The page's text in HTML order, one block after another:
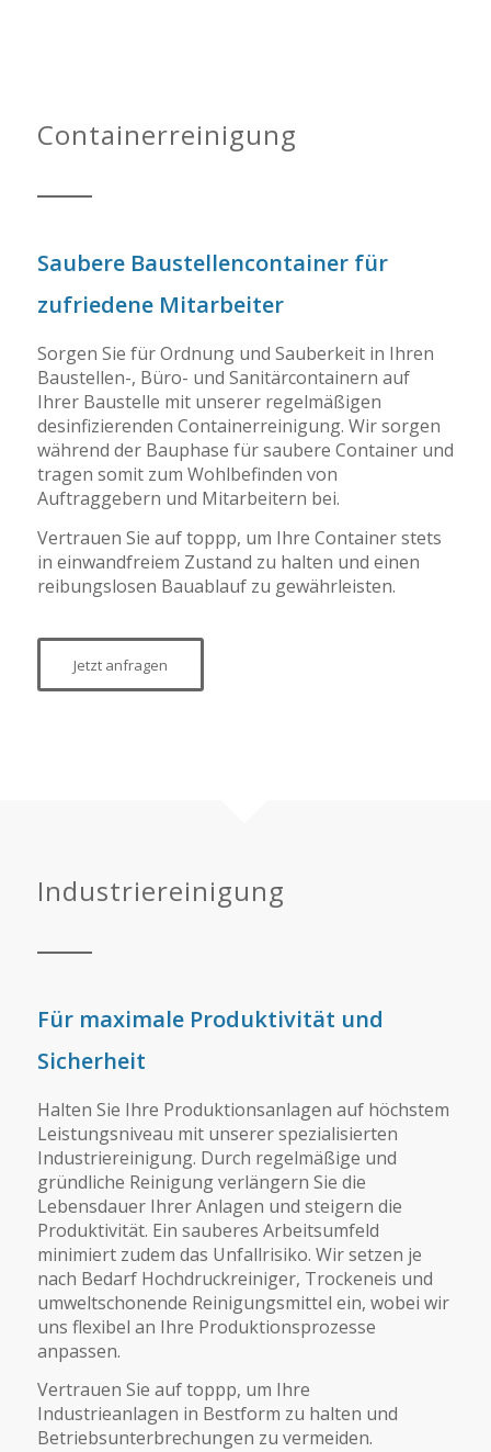
Containerreinigung
Saubere Baustellencontainer für
zufriedene Mitarbeiter
Sorgen Sie für Ordnung und Sauberkeit in Ihren
Baustellen-, Büro- und Sanitärcontainern auf
Ihrer Baustelle mit unserer regelmäßigen
desinfizierenden Containerreinigung. Wir sorgen
während der Bauphase für saubere Container und
tragen somit zum Wohlbefinden von
Auftraggebern und Mitarbeitern bei.
Vertrauen Sie auf toppp, um Ihre Container stets
in einwandfreiem Zustand zu halten und einen
reibungslosen Bauablauf zu gewährleisten.
Jetzt anfragen
Industriereinigung
Für maximale Produktivität und
Sicherheit
Halten Sie Ihre Produktionsanlagen auf höchstem
Leistungsniveau mit unserer spezialisierten
Industriereinigung. Durch regelmäßige und
gründliche Reinigung verlängern Sie die
Lebensdauer Ihrer Anlagen und steigern die
Produktivität. Ein sauberes Arbeitsumfeld
minimiert zudem das Unfallrisiko. Wir setzen je
nach Bedarf Hochdruckreiniger, Trockeneis und
umweltschonende Reinigungsmittel ein, wobei wir
uns flexibel an Ihre Produktionsprozesse
anpassen.
Vertrauen Sie auf toppp, um Ihre
Industrieanlagen in Bestform zu halten und
Betriebsunterbrechungen zu vermeiden.